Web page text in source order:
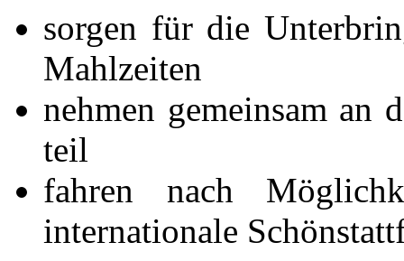
sorgen für die
Mahlzeiten
nehmen gemeinsam an
teil
fahren nach
internationale